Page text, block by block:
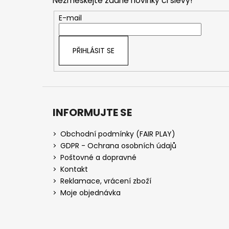
E-mail
PŘIHLÁSIT SE
INFORMUJTE SE
Obchodní podmínky (FAIR PLAY)
GDPR - Ochrana osobních údajů
Poštovné a dopravné
Kontakt
Reklamace, vrácení zboží
Moje objednávka